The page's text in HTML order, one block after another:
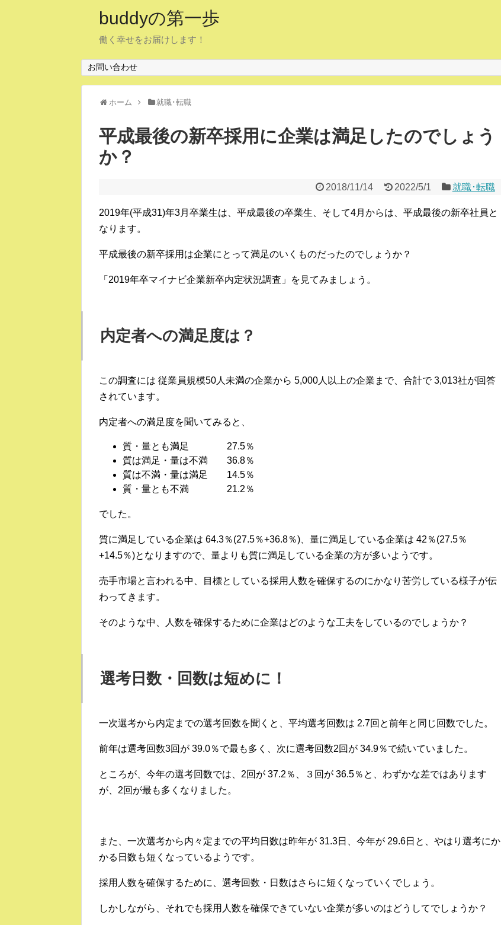
buddyの第一歩
働く幸せをお届けします！
お問い合わせ
ホーム 就職･転職
平成最後の新卒採用に企業は満足したのでしょう
か？
2018/11/14 2022/5/1 就職･転職
2019年(平成31)年3月卒業生は、平成最後の卒業生、そして4月からは、平成最後の新卒社員と
なります。
平成最後の新卒採用は企業にとって満足のいくものだったのでしょうか？
「2019年卒マイナビ企業新卒内定状況調査」を見てみましょう。
内定者への満足度は？
この調査には 従業員規模50人未満の企業から 5,000人以上の企業まで、合計で 3,013社が回答
されています。
内定者への満足度を聞いてみると、
質・量とも満足 27.5％
質は満足・量は不満 36.8％
質は不満・量は満足 14.5％
質・量とも不満 21.2％
でした。
質に満足している企業は 64.3％(27.5％+36.8％)、量に満足している企業は 42％(27.5％
+14.5％)となりますので、量よりも質に満足している企業の方が多いようです。
売手市場と言われる中、目標としている採用人数を確保するのにかなり苦労している様子が伝
わってきます。
そのような中、人数を確保するために企業はどのような工夫をしているのでしょうか？
選考日数・回数は短めに！
一次選考から内定までの選考回数を聞くと、平均選考回数は 2.7回と前年と同じ回数でした。
前年は選考回数3回が 39.0％で最も多く、次に選考回数2回が 34.9％で続いていました。
ところが、今年の選考回数では、2回が 37.2％、３回が 36.5％と、わずかな差ではあります
が、2回が最も多くなりました。
また、一次選考から内々定までの平均日数は昨年が 31.3日、今年が 29.6日と、やはり選考にか
かる日数も短くなっているようです。
採用人数を確保するために、選考回数・日数はさらに短くなっていくでしょう。
しかしながら、それでも採用人数を確保できていない企業が多いのはどうしてでしょうか？